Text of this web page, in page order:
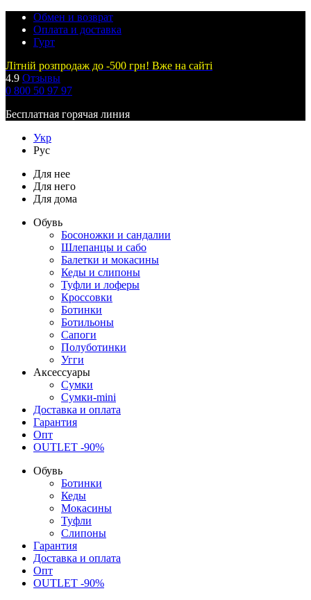
Обмен и возврат
Оплата и доставка
Гурт
Літній розпродаж до -500 грн! Вже на сайті
4.9 Отзывы
0 800 50 97 97
Бесплатная горячая линия
Укр
Рус
Для нее
Для него
Для дома
Обувь
Босоножки и сандалии
Шлепанцы и сабо
Балетки и мокасины
Кеды и слипоны
Туфли и лоферы
Кроссовки
Ботинки
Ботильоны
Сапоги
Полуботинки
Угги
Аксессуары
Сумки
Сумки-mini
Доставка и оплата
Гарантия
Опт
OUTLET -90%
Обувь
Ботинки
Кеды
Мокасины
Туфли
Слипоны
Гарантия
Доставка и оплата
Опт
OUTLET -90%